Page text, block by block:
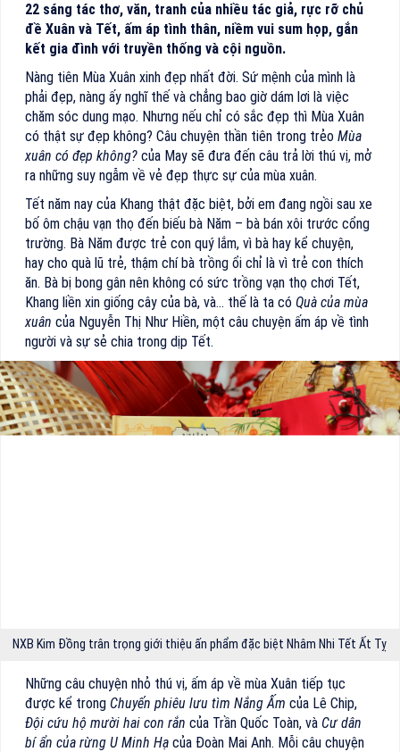
22 sáng tác thơ, văn, tranh của nhiều tác giả, rực rỡ chủ
đề Xuân và Tết, ấm áp tình thân, niềm vui sum họp, gắn
kết gia đình với truyền thống và cội nguồn.
Nàng tiên Mùa Xuân xinh đẹp nhất đời. Sứ mệnh của mình là
phải đẹp, nàng ấy nghĩ thế và chẳng bao giờ dám lơi là việc
chăm sóc dung mạo. Nhưng nếu chỉ có sắc đẹp thì Mùa Xuân
có thật sự đẹp không? Câu chuyện thần tiên trong trẻo Mùa
xuân có đẹp không? của May sẽ đưa đến câu trả lời thú vị, mở
ra những suy ngẫm về vẻ đẹp thực sự của mùa xuân.
Tết năm nay của Khang thật đặc biệt, bởi em đang ngồi sau xe
bố ôm chậu vạn thọ đến biếu bà Năm – bà bán xôi trước cổng
trường. Bà Năm được trẻ con quý lắm, vì bà hay kể chuyện,
hay cho quà lũ trẻ, thậm chí bà trồng ổi chỉ là vì trẻ con thích
ăn. Bà bị bong gân nên không có sức trồng vạn thọ chơi Tết,
Khang liền xin giống cây của bà, và… thế là ta có Quà của mùa
xuân của Nguyễn Thị Như Hiền, một câu chuyện ấm áp về tình
người và sự sẻ chia trong dịp Tết.
NXB Kim Đồng trân trọng giới thiệu ấn phẩm đặc biệt Nhâm Nhi Tết Ất Tỵ
Những câu chuyện nhỏ thú vị, ấm áp về mùa Xuân tiếp tục
được kể trong Chuyến phiêu lưu tìm Nắng Ấm của Lê Chip,
Đội cứu hộ mười hai con rắn của Trần Quốc Toàn, và Cư dân
bí ẩn của rừng U Minh Hạ của Đoàn Mai Anh. Mỗi câu chuyện